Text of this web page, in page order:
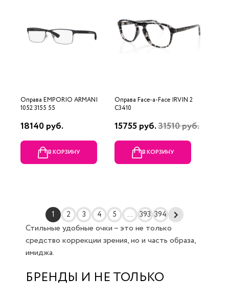
Оправа EMPORIO ARMANI
1052 3155 55
18140 руб.
В КОРЗИНУ
Оправа Face-a-Face IRVIN 2
C3410
15755 руб.31510 руб.
В КОРЗИНУ
1 2 3 4 5 ... 393 394
Стильные удобные очки – это не только
средство коррекции зрения, но и часть образа,
имиджа.
БРЕНДЫ И НЕ ТОЛЬКО